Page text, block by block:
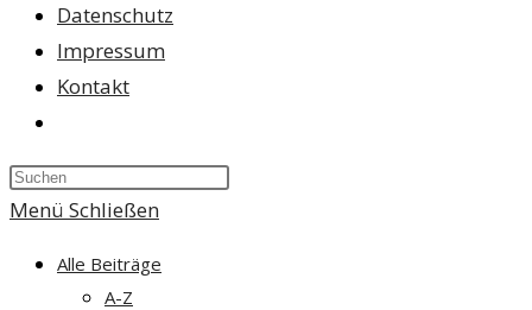
Datenschutz
Impressum
Kontakt
umschalten
Press
Menü Schließen
Alle Beiträge
A-Z